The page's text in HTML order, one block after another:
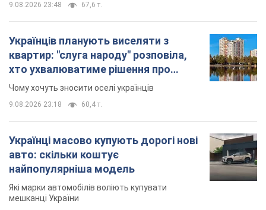
9.08.2026 23:48 67,6 т.
Українців планують виселяти з
квартир: "слуга народу" розповіла,
хто ухвалюватиме рішення про
знесення будинків
Чому хочуть зносити оселі українців
9.08.2026 23:18 60,4 т.
Українці масово купують дорогі нові
авто: скільки коштує
найпопулярніша модель
Які марки автомобілів воліють купувати
мешканці України